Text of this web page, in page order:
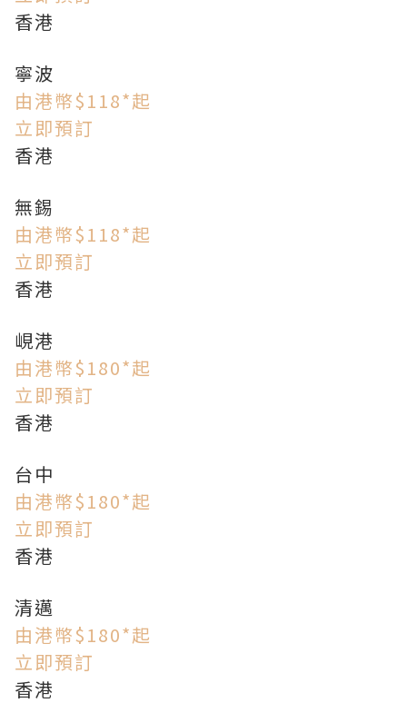
香港
寧波
由港幣$118*起
立即預訂
香港
無錫
由港幣$118*起
立即預訂
香港
峴港
由港幣$180*起
立即預訂
香港
台中
由港幣$180*起
立即預訂
香港
清邁
由港幣$180*起
立即預訂
香港